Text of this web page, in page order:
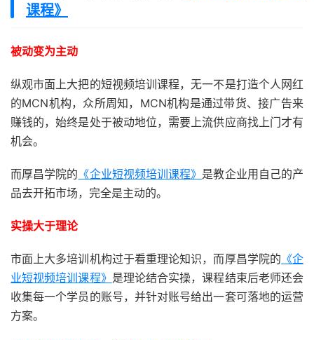
课程》
被动变为主动
纵观市面上大把的短视频培训课程，无一不是打造个人网红
的MCN机构，众所周知，MCN机构是通过带货、接广告来
赚钱的，始终是处于被动地位，需要上流供应商找上门才有
机会。
而厚昌学院的 《企业短视频培训课程》 是教企业用自己的产
品去开拓市场，完全是主动的。
实操大于理论
市面上大多培训机构过于看重理论知识，而厚昌学院的 《企
业短视频培训课程》 是理论结合实操，课程结束后老师还会
收集每一个学员的账号，并针对账号给出一套可落地的运营
方案。